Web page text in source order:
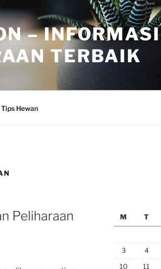
–
TERBAIK
Tips Hewan
Peliharaan
M
T
3
4
10
11